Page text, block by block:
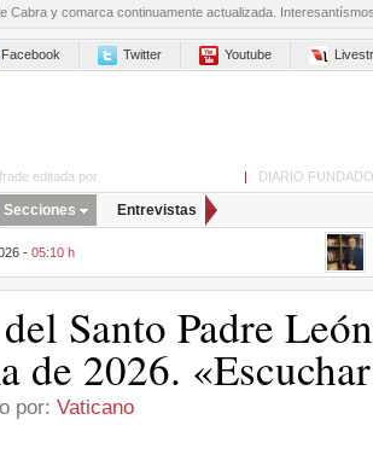
Cabra y comarca continuamente actualizada.
Facebook Twitter Youtube
editada por | DIARIO
Secciones Entrevistas
- 05:10 h
Santo Padre
de 2026.
por: Vaticano